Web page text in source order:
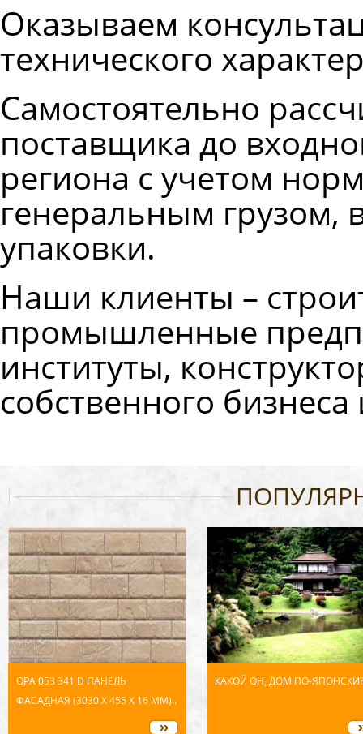
Оказываем
технического
Самостоятельно
поставщика до
региона с учетом
генеральным грузом,
упаковки.
Наши клиенты –
промышленные
институты,
собственного
OPA 053 341 D ПАНЕЛЬ
ФАСАДНАЯ (3030 Х 455 Х 16 ММ)..
КАКОЙ ОН, ДОМ ПО-ЯПОНСКИ?